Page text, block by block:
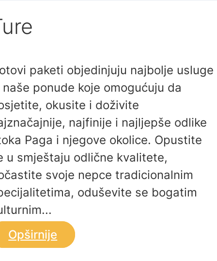
paketi objedinjuju najbolje usluge
ponude koje omogućuju da
okusite i doživite
najfinije i najljepše odlike
Paga i njegove okolice. Opustite
u smještaju odlične kvalitete,
svoje nepce tradicionalnim
oduševite se bogatim
Opširnije